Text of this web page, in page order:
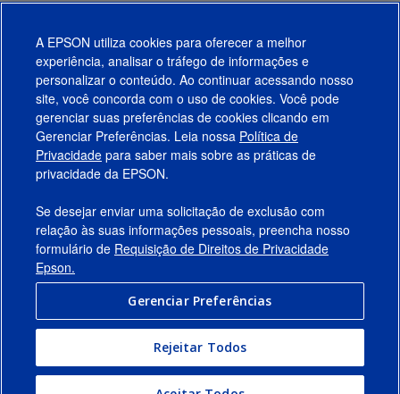
Produtos
Suporte
Links Sugeridos
Empresa
Conecte-se com a Epson
Termos de Uso
A EPSON utiliza cookies para oferecer a melhor
experiência, analisar o tráfego de informações e
personalizar o conteúdo. Ao continuar acessando nosso
site, você concorda com o uso de cookies. Você pode
gerenciar suas preferências de cookies clicando em
Gerenciar Preferências. Leia nossa Política de
Privacidade para saber mais sobre as práticas de
privacidade da EPSON.
Se desejar enviar uma solicitação de exclusão com
relação às suas informações pessoais, preencha nosso
formulário de Requisição de Direitos de Privacidade
Epson.
Gerenciar Preferências
Rejeitar Todos